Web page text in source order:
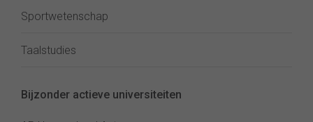
Sportwetenschap
Taalstudies
Bijzonder actieve universiteiten